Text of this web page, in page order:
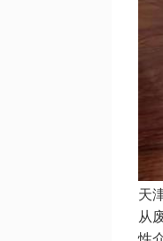
天
从